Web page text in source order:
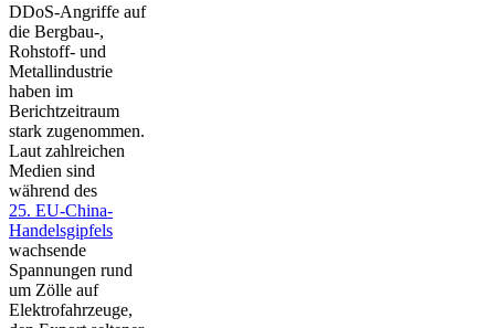
DDoS-Angriffe auf
die Bergbau-,
Rohstoff- und
Metallindustrie
haben im
Berichtzeitraum
stark zugenommen.
Laut zahlreichen
Medien sind
während des
25. EU-China-
Handelsgipfels
wachsende
Spannungen rund
um Zölle auf
Elektrofahrzeuge,